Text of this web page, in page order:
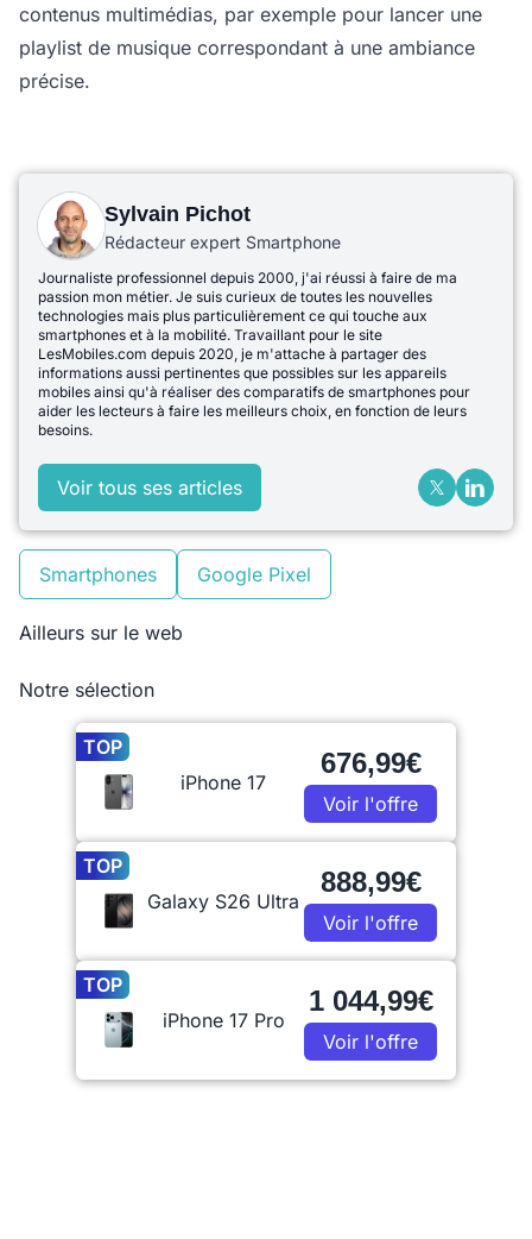
contenus multimédias, par exemple pour lancer une
playlist de musique correspondant à une ambiance
précise.
Sylvain Pichot
Rédacteur expert Smartphone
Journaliste professionnel depuis 2000, j'ai réussi à faire de ma
passion mon métier. Je suis curieux de toutes les nouvelles
technologies mais plus particulièrement ce qui touche aux
smartphones et à la mobilité. Travaillant pour le site
LesMobiles.com depuis 2020, je m'attache à partager des
informations aussi pertinentes que possibles sur les appareils
mobiles ainsi qu'à réaliser des comparatifs de smartphones pour
aider les lecteurs à faire les meilleurs choix, en fonction de leurs
besoins.
Voir tous ses articles
Smartphones Google Pixel
Ailleurs sur le web
Notre sélection
TOP
iPhone 17
676,99€
Voir l'offre
TOP
Galaxy S26 Ultra
888,99€
Voir l'offre
TOP
iPhone 17 Pro
1 044,99€
Voir l'offre